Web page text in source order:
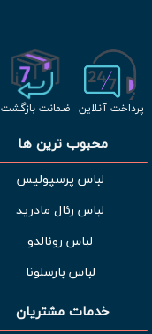
پرداخت آنلاین ضمانت بازگشت
محبوب ترین ها
لباس پرسپولیس
لباس رئال مادرید
لباس رونالدو
لباس بارسلونا
خدمات مشتریان